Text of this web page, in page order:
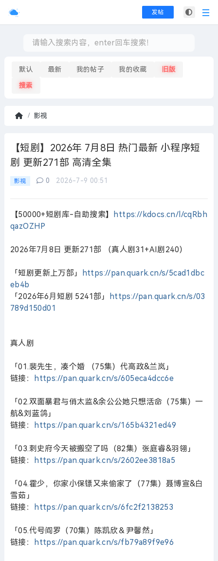
发帖
默认 最新 我的帖子 我的收藏 旧版
搜索
页
影视
【短剧】2026年 7月8日 热门最新 小程序短
剧 更新271部 高清全集
影视 0 2026-7-9 00:51
【50000+短剧库-自助搜索】
https://kdocs.cn/l/cqRbh
qazOZHP
2026年7月8日 更新271部 （真人剧31+AI剧240）
「短剧更新上万部」
https://pan.quark.cn/s/5cad1dbc
eb4b
「2026年6月短剧 5241部」
https://pan.quark.cn/s/03
789d150d01
真人剧
「01.裴先生，凑个婚 （75集）代高政&兰岚」
链接：
https://pan.quark.cn/s/605eca4dcc6e
「02.双面暴君与俏太监&余公公她只想活命（75集）一
航&刘蓝鸽」
链接：
https://pan.quark.cn/s/165b4321ed49
「03.刺史府今天被搬空了吗（82集）张庭睿&羽翎」
链接：
https://pan.quark.cn/s/2602ee3818a5
「04.霍少，你家小保镖又来偷家了（77集）聂博宣&白
雪茹」
链接：
https://pan.quark.cn/s/6fc2f2138253
「05.代号阎罗（70集）陈凯欣＆尹馨然」
链接：
https://pan.quark.cn/s/fb79a89f9e96